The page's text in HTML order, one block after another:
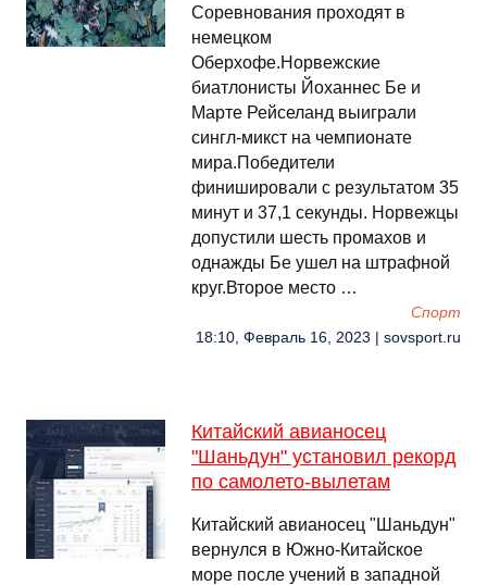
Соревнования проходят в
немецком
Оберхофе.Норвежские
биатлонисты Йоханнес Бе и
Марте Рейселанд выиграли
сингл-микст на чемпионате
мира.Победители
финишировали с результатом 35
минут и 37,1 секунды. Норвежцы
допустили шесть промахов и
однажды Бе ушел на штрафной
круг.Второе место …
Спорт
18:10, Февраль 16, 2023 | sovsport.ru
Китайский авианосец
"Шаньдун" установил рекорд
по самолето-вылетам
Китайский авианосец "Шаньдун"
вернулся в Южно-Китайское
море после учений в западной